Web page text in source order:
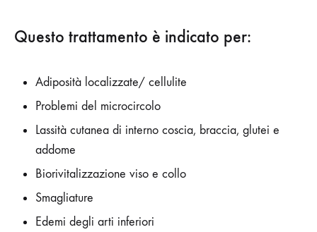
Questo trattamento è indicato per:
Adiposità localizzate/ cellulite
Problemi del microcircolo
Lassità cutanea di interno coscia, braccia, glutei e
addome
Biorivitalizzazione viso e collo
Smagliature
Edemi degli arti inferiori